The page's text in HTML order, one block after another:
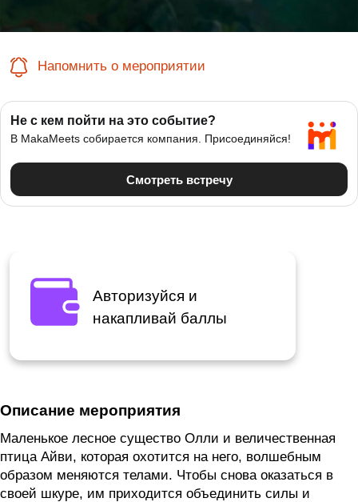
Напомнить о мероприятии
Авторизуйся и
накапливай баллы
Описание мероприятия
Маленькое лесное существо Олли и величественная
птица Айви, которая охотится на него, волшебным
образом меняются телами. Чтобы снова оказаться в
своей шкуре, им приходится объединить силы и